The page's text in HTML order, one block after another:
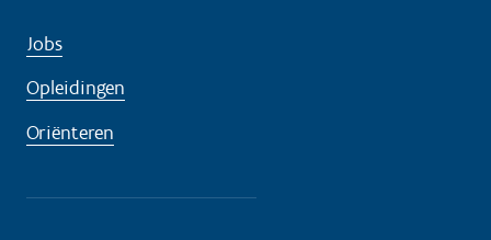
Jobs
Opleidingen
Oriënteren